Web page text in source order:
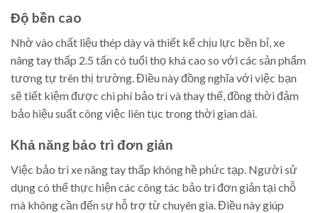
Độ bền cao
Nhờ vào chất liệu thép dày và thiết kế chịu lực bền bỉ, xe
nâng tay thấp 2.5 tấn có tuổi thọ khá cao so với các sản phẩm
tương tự trên thị trường. Điều này đồng nghĩa với việc bạn
sẽ tiết kiệm được chi phí bảo trì và thay thế, đồng thời đảm
bảo hiệu suất công việc liên tục trong thời gian dài.
Khả năng bảo trì đơn giản
Việc bảo trì xe nâng tay thấp không hề phức tạp. Người sử
dụng có thể thực hiện các công tác bảo trì đơn giản tại chỗ
mà không cần đến sự hỗ trợ từ chuyên gia. Điều này giúp